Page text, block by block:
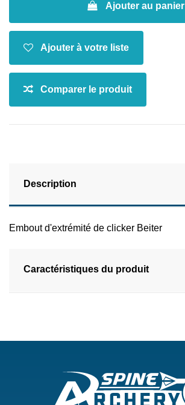
Ajouter au panier
Description
Embout d'extrémité de clicker Beiter
Caractéristiques du produit